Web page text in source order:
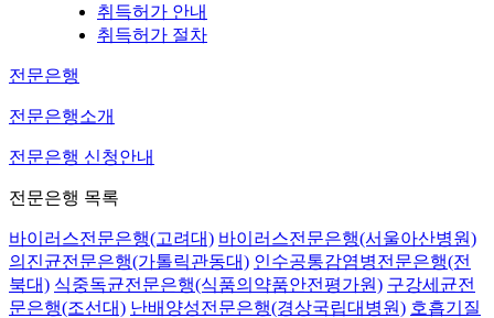
취득허가 안내
취득허가 절차
전문은행
전문은행소개
전문은행 신청안내
전문은행 목록
바이러스전문은행(고려대) 바이러스전문은행(서울아산병원)
의진균전문은행(가톨릭관동대) 인수공통감염병전문은행(전
북대) 식중독균전문은행(식품의약품안전평가원) 구강세균전
문은행(조선대) 난배양성전문은행(경상국립대병원) 호흡기질